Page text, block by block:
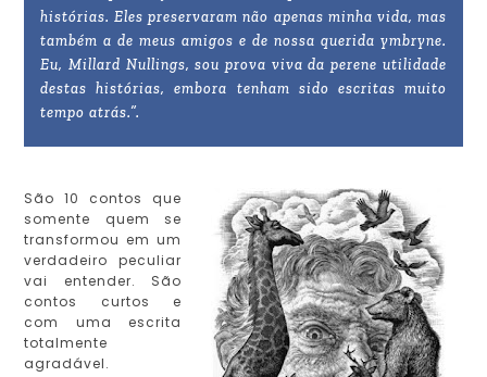
histórias. Eles preservaram não apenas minha vida, mas
também a de meus amigos e de nossa querida ymbryne.
Eu, Millard Nullings, sou prova viva da perene utilidade
destas histórias, embora tenham sido escritas muito
tempo atrás.”.
São 10 contos que
somente quem se
transformou em um
verdadeiro peculiar
vai entender. São
contos curtos e
com uma escrita
totalmente
agradável.